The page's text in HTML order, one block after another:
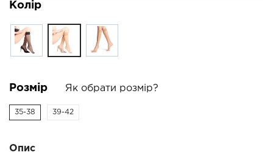
Колір
Розмір Як обрати розмір?
35-38 39-42
Опис